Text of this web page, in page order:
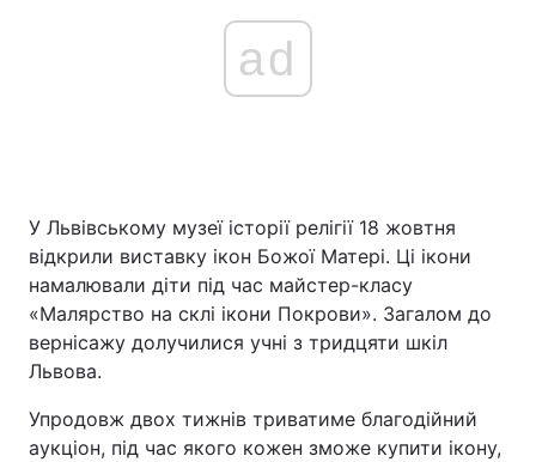
Головна Війна
Економіка Світ
ad
У Львівському музеї історії релігії 18 жовтня
відкрили виставку ікон Божої Матері. Ці ікони
намалювали діти під час майстер-класу
«Малярство на склі ікони Покрови». Загалом до
вернісажу долучилися учні з тридцяти шкіл
Львова.
Упродовж двох тижнів триватиме благодійний
аукціон, під час якого кожен зможе купити ікону,